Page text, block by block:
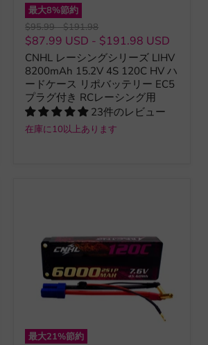
最大8%節約
元
の
価
格
$95.99-元
の
格
$191.98
$87.99 USD - $191.98 USD
CNHL レーシングシリーズ LIHV
8200mAh 15.2V 4S 120C HV ハ
ードケース リポバッテリー EC5
プラグ付き RCレーシング用
23件のレビュー
在庫に10以上あります
最大21%節約